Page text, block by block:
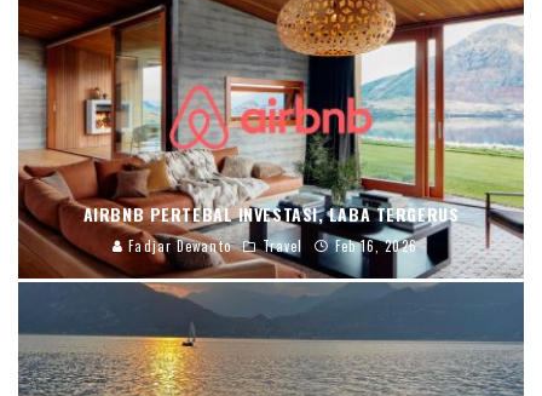
AIRBNB PERTEBAL INVESTASI, LABA TERGERUS
Fadjar Dewanto Travel Feb 16, 2026